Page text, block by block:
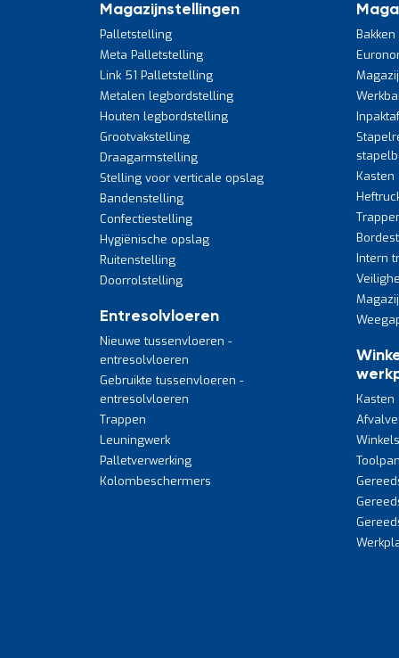
Magazijnstellingen
Palletstelling
Meta Palletstelling
Link 51 Palletstelling
Metalen legbordstelling
Houten legbordstelling
Grootvakstelling
Draagarmstelling
Stelling voor verticale opslag
Bandenstelling
Confectiestelling
Hygiënische opslag
Ruitenstelling
Doorrolstelling
Entresolvloeren
Nieuwe tussenvloeren -
entresolvloeren
Gebruikte tussenvloeren -
entresolvloeren
Trappen
Leuningwerk
Palletverwerking
Kolombeschermers
Kasten
Intern
Kasten